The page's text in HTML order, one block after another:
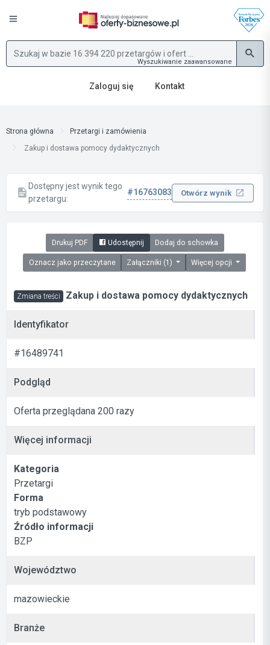
Wyszukiwanie zaawansowane
Zaloguj się Kontakt
Strona główna
Przetargi i zamówienia
Zakup i dostawa pomocy dydaktycznych
Dostępny jest wynik tego
przetargu:
#16763083 Otwórz wynik
Drukuj PDF Udostępnij Dodaj do schowka
Oznacz jako przeczytane Załączniki (1) Więcej opcji
Zmiana treści Zakup i dostawa pomocy dydaktycznych
Identyfikator
#16489741
Podgląd
Oferta przeglądana 200 razy
Więcej informacji
Kategoria
Przetargi
Forma
tryb podstawowy
Źródło informacji
BZP
Województwo
mazowieckie
Branże